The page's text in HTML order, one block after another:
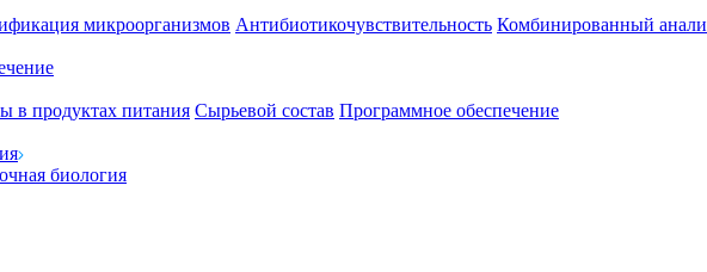
микроорганизмов Антибиотикочувствительность Комбинированный
в продуктах питания Сырьевой состав Программное обеспечение
биология